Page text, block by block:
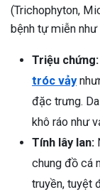
(Trichophyton,
bệnh tự miễn như
Triệu chứng:
tróc vảy
đặc trưng.
khô ráo như
Tính lây lan:
chung đồ cá
truyền, tuyệt